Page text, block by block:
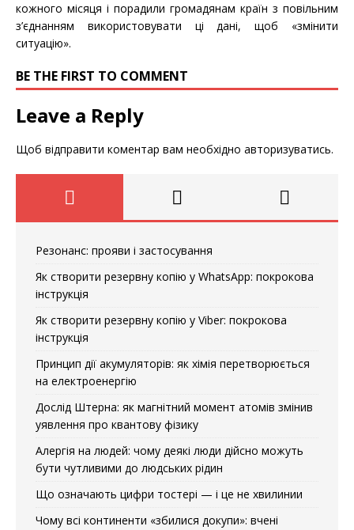
кожного місяця і порадили громадянам країн з повільним
з’єднанням використовувати ці дані, щоб «змінити
ситуацію».
BE THE FIRST TO COMMENT
Leave a Reply
Щоб відправити коментар вам необхідно авторизуватись.
Резонанс: прояви і застосування
Як створити резервну копію у WhatsApp: покрокова
інструкція
Як створити резервну копію у Viber: покрокова
інструкція
Принцип дії акумуляторів: як хімія перетворюється
на електроенергію
Дослід Штерна: як магнітний момент атомів змінив
уявлення про квантову фізику
Алергія на людей: чому деякі люди дійсно можуть
бути чутливими до людських рідин
Що означають цифри тостері — і це не хвилинии
Чому всі континенти «збилися докупи»: вчені